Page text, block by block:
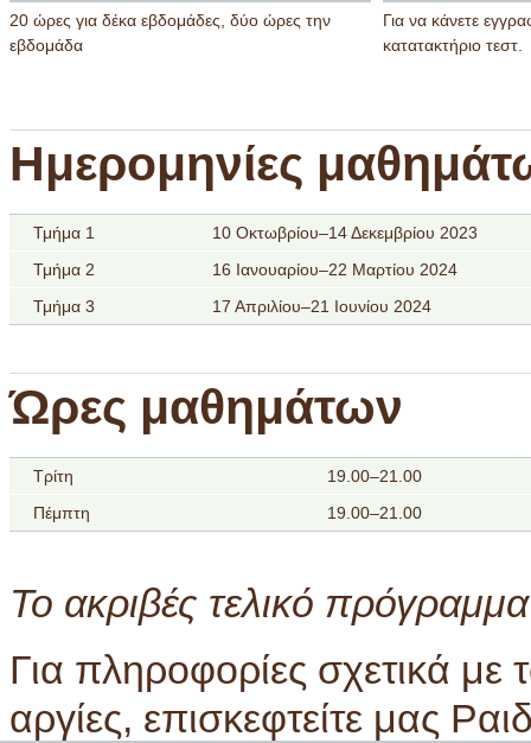
20 ώρες για δέκα εβδομάδες, δύο ώρες την
εβδομάδα
Για να κάνετε
κατατακτήριο τεστ.
Ημερομηνίες
Τμήμα 1
10 Οκτωβρίου–14 Δεκεμβρίου 2023
Τμήμα 2
16 Ιανουαρίου–22 Μαρτίου 2024
Τμήμα 3
17 Απριλίου–21 Ιουνίου 2024
Ώρες μαθημάτων
Τρίτη
19.00–21.00
Πέμπτη
19.00–21.00
Το ακριβές τελικό
Για πληροφορίες σχετικά με
αργίες, επισκεφτείτε μας